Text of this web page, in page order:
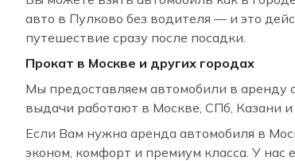
авто в Пулково без водителя — и это
путешествие сразу после посадки.
Прокат в Москве и других городах
Мы предоставляем автомобили в аренду
выдачи работают в Москве, СПб, Казани и
Если Вам нужна аренда автомобиля в
эконом, комфорт и премиум класса. У нас